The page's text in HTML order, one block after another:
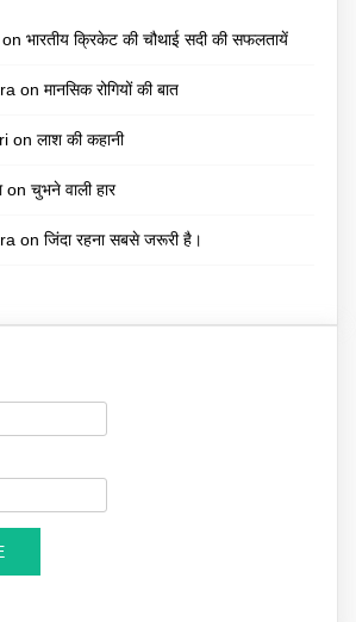
on भारतीय क्रिकेट की चौथाई सदी की सफलतायें
on मानसिक रोगियों की बात
on लाश की कहानी
on चुभने वाली हार
on जिंदा रहना सबसे जरूरी है।